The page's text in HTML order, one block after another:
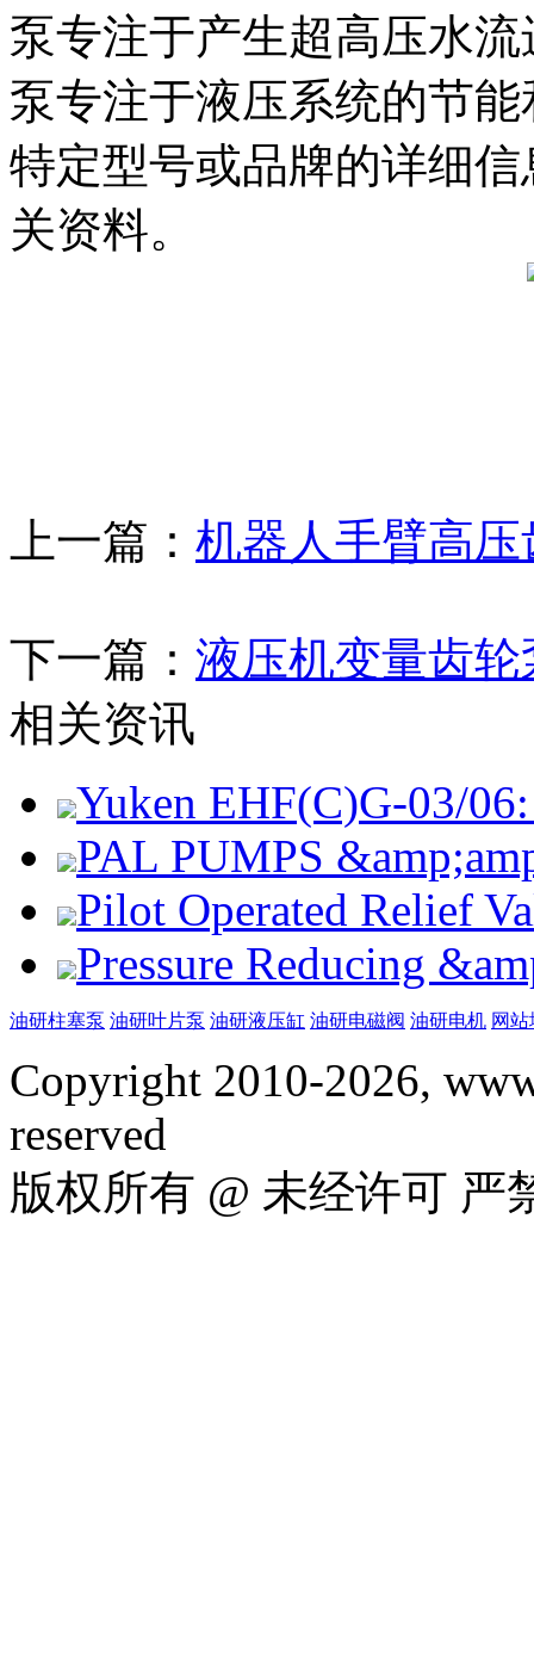
泵专注于产生超高压水
泵专注于液压系统的节
特定型号或品牌的详细
关资料。
上一篇： 机器人手臂高
下一篇： 液压机变量齿
相关资讯
Yuken EHF(C)G-03/
PAL PUMPS
Pilot Operated Relief
Pressure Reducing
油研柱塞泵 油研叶片泵 油研液压缸 油研电磁阀 油研电机 网
Copyright 2010-2026,
reserved
版权所有 @ 未经许可 严